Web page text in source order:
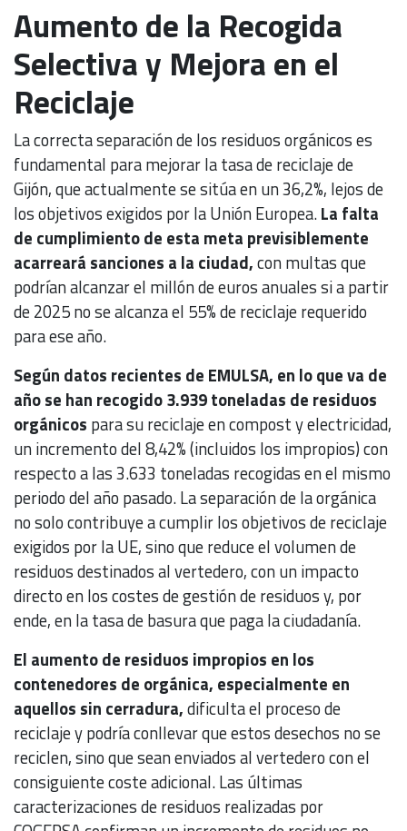
Aumento de la Recogida
Selectiva y Mejora en el
Reciclaje
La correcta separación de los residuos orgánicos es
fundamental para mejorar la tasa de reciclaje de
Gijón, que actualmente se sitúa en un 36,2%, lejos de
los objetivos exigidos por la Unión Europea.La falta
de cumplimiento de esta meta previsiblemente
acarreará sanciones a la ciudad,con multas que
podrían alcanzar el millón de euros anuales si a partir
de 2025 no se alcanza el 55% de reciclaje requerido
para ese año.
Según datos recientes de EMULSA, en lo que va de
año se han recogido 3.939 toneladas de residuos
orgánicos para su reciclaje en compost y electricidad,
un incremento del 8,42% (incluidos los impropios) con
respecto a las 3.633 toneladas recogidas en el mismo
periodo del año pasado. La separación de la orgánica
no solo contribuye a cumplir los objetivos de reciclaje
exigidos por la UE, sino que reduce el volumen de
residuos destinados al vertedero, con un impacto
directo en los costes de gestión de residuos y, por
ende, en la tasa de basura que paga la ciudadanía.
El aumento de residuos impropios en los
contenedores de orgánica, especialmente en
aquellos sin cerradura,dificulta el proceso de
reciclaje y podría conllevar que estos desechos no se
reciclen, sino que sean enviados al vertedero con el
consiguiente coste adicional. Las últimas
caracterizaciones de residuos realizadas por